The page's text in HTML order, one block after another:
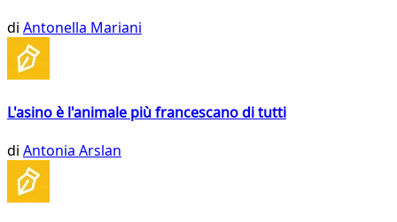
di Antonella Mariani
L'asino è l'animale più francescano di tutti
di Antonia Arslan